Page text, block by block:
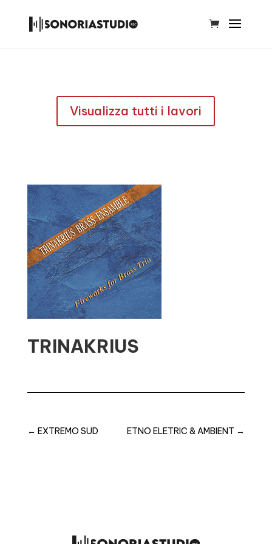
Visualizza tutti i lavori
TRINAKRIUS
← EXTREMO SUD ETNO ELETRIC & AMBIENT →